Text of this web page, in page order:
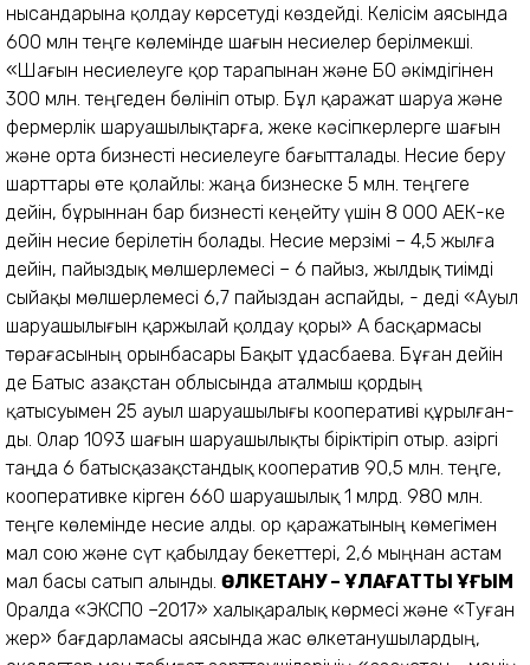
нысандарына қолдау көрсетуді көздейді. Келісім аясында
600 млн теңге көлемінде шағын несиелер берілмекші.
«Шағын несиелеуге қор тарапынан және БҚО әкімдігінен
300 млн. теңгеден бөлініп отыр. Бұл қаражат шаруа және
фермерлік шаруашылықтарға, жеке кәсіпкерлерге шағын
және орта бизнесті несиелеуге бағытталады. Несие беру
шарттары өте қолайлы: жаңа бизнеске 5 млн. теңгеге
дейін, бұрыннан бар бизнесті кеңейту үшін 8 000 АЕК-ке
дейін несие берілетін болады. Несие мерзімі – 4,5 жылға
дейін, пайыздық мөлшерлемесі – 6 пайыз, жылдық тиімді
сыйақы мөлшерлемесі 6,7 пайыздан аспайды, - деді «Ауыл
шаруашылығын қаржылай қолдау қоры» АҚ басқармасы
төрағасының орынбасары Бақыт Құдасбаева. Бұған дейін
де Батыс Қазақстан облысында аталмыш қордың
қатысуымен 25 ауыл шаруашылығы кооперативі құрылған-
ды. Олар 1093 шағын шаруашылықты біріктіріп отыр. Қазіргі
таңда 6 батысқазақстандық кооператив 90,5 млн. теңге,
кооперативке кірген 660 шаруашылық 1 млрд. 980 млн.
теңге көлемінде несие алды. Қор қаражатының көмегімен
мал сою және сүт қабылдау бекеттері, 2,6 мыңнан астам
мал басы сатып алынды. ӨЛКЕТАНУ – ҰЛАҒАТТЫ ҰҒЫМ
Оралда «ЭКСПО –2017» халықаралық көрмесі және «Туған
жер» бағдарламасы аясында жас өлкетанушылардың,